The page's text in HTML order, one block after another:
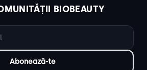
BIOBEAUTY